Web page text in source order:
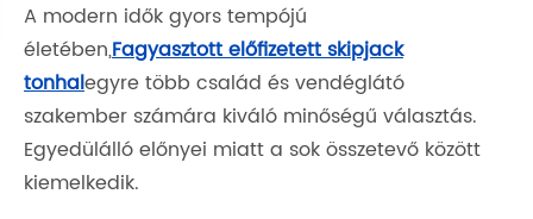
A modern idők gyors tempójú
életében,Fagyasztott előfizetett skipjack
tonhalegyre több család és vendéglátó
szakember számára kiváló minőségű választás.
Egyedülálló előnyei miatt a sok összetevő között
kiemelkedik.